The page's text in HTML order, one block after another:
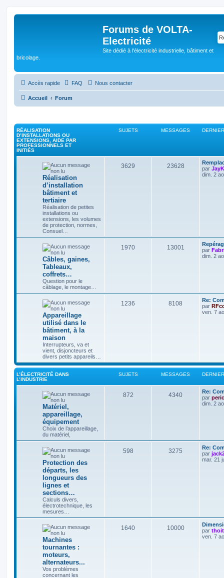
Forums de VOLTA-
Electricité
Site dédié à l'électricité industrielle, bâtiment et
bricolage.
Accès rapide FAQ Nous contacter
Accueil Forum
RÉALISATION
D’INSTALLATIONS OU
EXTENSIONS, AIDE PAR
PROFESSIONNELS ET
INITIÉS
SUJETS MESSAGES
Réalisation
d’installation
bâtiment et
tertiaire
Réalisation de petites
installations ou
extensions, les volumes
de protection, normes,
Consuel…
3629 23628
par
dim. 2
Câbles, gaines,
Tableaux,
coffrets…
Question pour le
câblage, le montage…
1970 13001
par
dim. 2
Appareillage
utilisé dans le
bâtiment, à la
maison
Interrupteurs, va et
vient, disjoncteurs et
divers petits appareils…
1236 8108
Re:
par
ven. 7
L’ÉLECTRICITÉ DANS
L’INDUSTRIE
SUJETS MESSAGES
Matériel,
appareillage,
équipement
Choix de l’appareillage,
du matériel,
872 4340
Re:
par
dim. 2
Protection des
départs, les
longueurs des
lignes et
sections…
Calculs divers,
électrotechnique, les
mesures…
598 3275
Re:
par
mar. 21
Machines
tournantes :
moteurs,
alternateurs...
Vos problèmes
concernant les
1640 10000
par
ven. 7